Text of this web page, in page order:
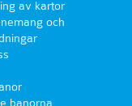
av kartor
och
banorna